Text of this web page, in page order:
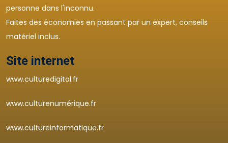
personne dans l'inconnu.
Faites des économies en passant par un expert, conseils
matériel inclus.
Site internet
www.culturedigital.fr
www.culturenumérique.fr
www.cultureinformatique.fr